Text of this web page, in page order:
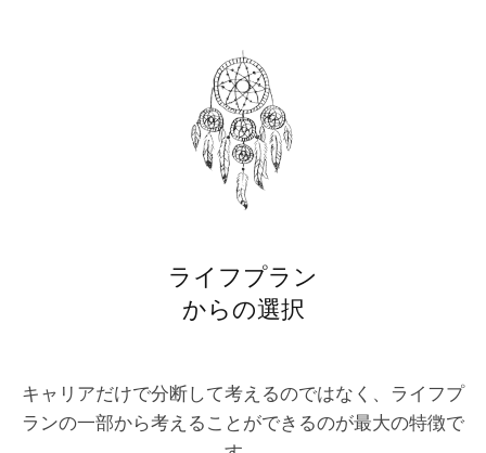
ライフプラン
からの選択
キャリアだけで分断して考えるのではなく、ライフプ
ランの一部から考えることができるのが最大の特徴で